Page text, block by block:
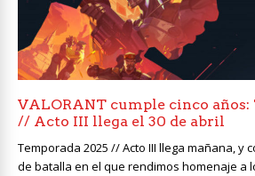
VALORANT cumple cinco años:
// Acto III llega el 30 de abril
Temporada 2025 // Acto III llega mañana, y
de batalla en el que rendimos homenaje a